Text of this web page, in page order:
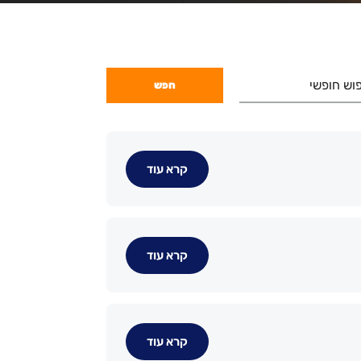
חופשי
קרא עוד
קרא עוד
קרא עוד